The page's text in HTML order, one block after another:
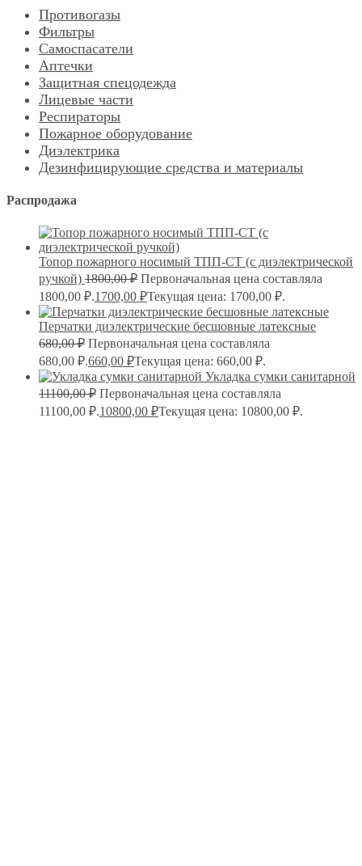
Противогазы
Фильтры
Самоспасатели
Аптечки
Защитная спецодежда
Лицевые части
Респираторы
Пожарное оборудование
Диэлектрика
Дезинфицирующие средства и материалы
Распродажа
Топор пожарного носимый ТПП-СТ (с диэлектрической
ручкой) 1800,00₽ Первоначальная цена составляла
1800,00 ₽.1700,00 ₽Текущая цена: 1700,00 ₽.
Перчатки диэлектрические бесшовные латексные
680,00₽ Первоначальная цена составляла
680,00 ₽.660,00 ₽Текущая цена: 660,00 ₽.
Укладка сумки санитарной
11100,00₽ Первоначальная цена составляла
11100,00 ₽.10800,00 ₽Текущая цена: 10800,00 ₽.